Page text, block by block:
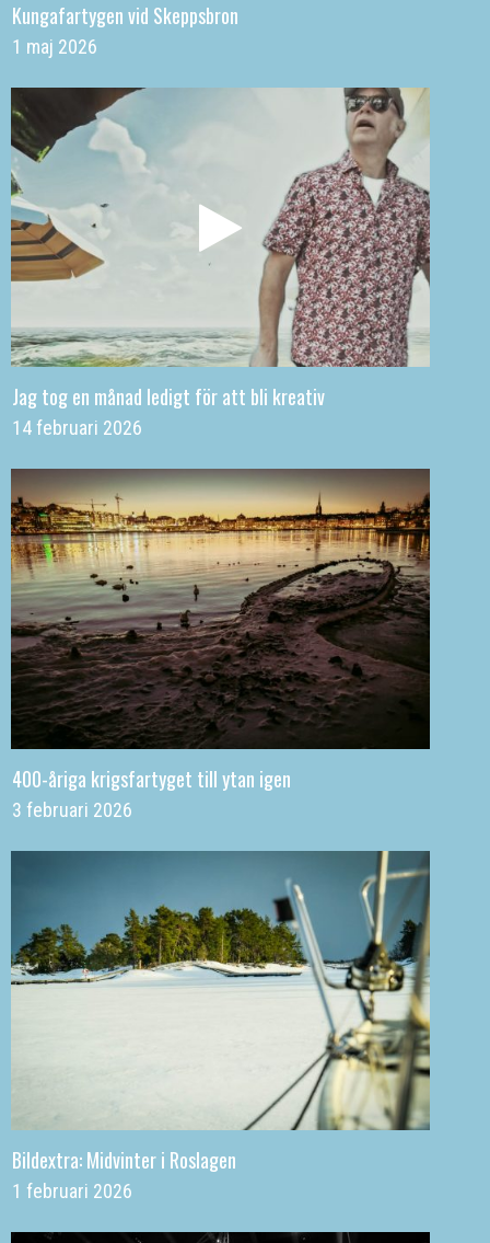
Kungafartygen vid Skeppsbron
1 maj 2026
Jag tog en månad ledigt för att bli kreativ
14 februari 2026
400-åriga krigsfartyget till ytan igen
3 februari 2026
Bildextra: Midvinter i Roslagen
1 februari 2026